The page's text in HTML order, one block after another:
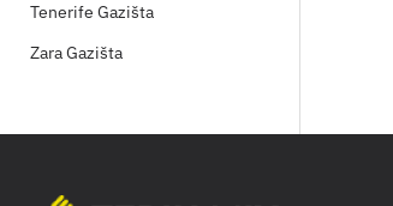
Tenerife Gazišta
Zara Gazišta